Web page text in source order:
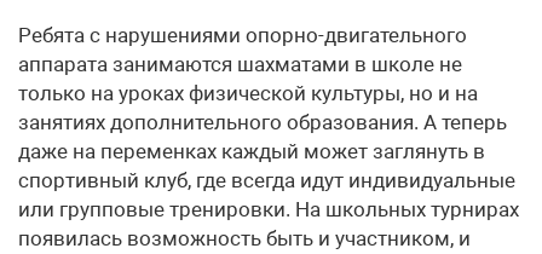
Ребята с нарушениями опорно-двигательного
аппарата занимаются шахматами в школе не
только на уроках физической культуры, но и на
занятиях дополнительного образования. А теперь
даже на переменках каждый может заглянуть в
спортивный клуб, где всегда идут индивидуальные
или групповые тренировки. На школьных турнирах
появилась возможность быть и участником, и